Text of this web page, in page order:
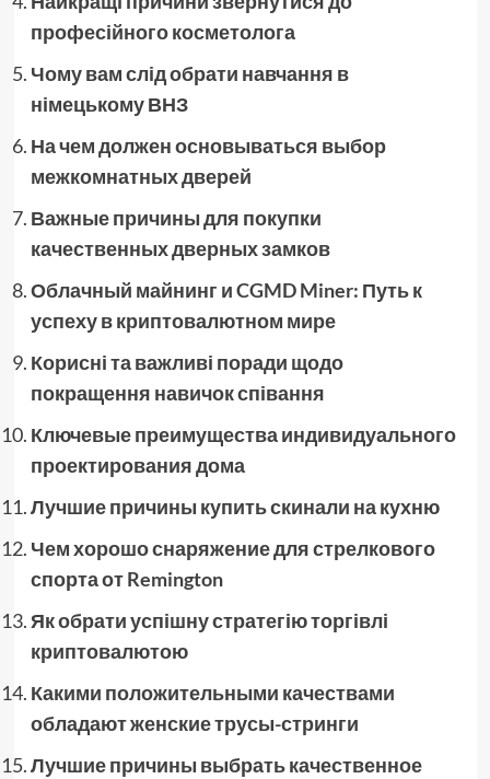
професійного косметолога
Чому вам слід обрати навчання в
німецькому ВНЗ
На чем должен основываться выбор
межкомнатных дверей
Важные причины для покупки
качественных дверных замков
Облачный майнинг и CGMD Miner: Путь к
успеху в криптовалютном мире
Корисні та важливі поради щодо
покращення навичок співання
Ключевые преимущества индивидуального
проектирования дома
Лучшие причины купить скинали на кухню
Чем хорошо снаряжение для стрелкового
спорта от Remington
Як обрати успішну стратегію торгівлі
криптовалютою
Какими положительными качествами
обладают женские трусы-стринги
Лучшие причины выбрать качественное